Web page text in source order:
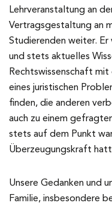
Lehrveranstaltung an
Vertragsgestaltung an
Studierenden weiter.
und stets aktuelles
Rechtswissenschaft
eines juristischen
finden, die anderen
auch zu einem
stets auf dem Punkt
Überzeugungskraft
Unsere Gedanken und
Familie, insbesondere